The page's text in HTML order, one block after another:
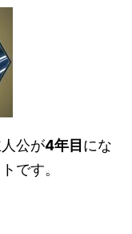
公が4年目にな
です。